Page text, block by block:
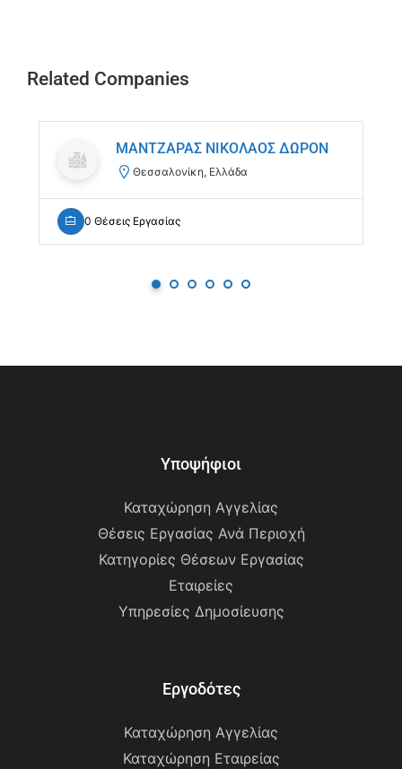
Related Companies
ΜΑΝΤΖΑΡΑΣ ΝΙΚΟΛΑΟΣ ΔΩΡΟΝ
Θεσσαλονίκη, Ελλάδα
0 Θέσεις Εργασίας
Υποψήφιοι
Καταχώρηση Αγγελίας
Θέσεις Εργασίας Ανά Περιοχή
Κατηγορίες Θέσεων Εργασίας
Εταιρείες
Υπηρεσίες Δημοσίευσης
Εργοδότες
Καταχώρηση Αγγελίας
Καταχώρηση Εταιρείας